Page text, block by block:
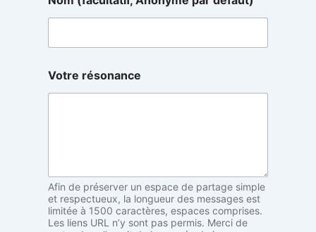
o
m
n
c
e
N
Votre résonance
Afin de préserver un espace de partage simple
et respectueux, la longueur des messages est
limitée à 1500 caractères, espaces comprises.
Les liens URL n’y sont pas permis. Merci de